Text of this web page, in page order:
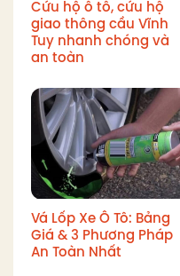
Cứu hộ ô tô, cứu hộ
giao thông cầu Vĩnh
Tuy nhanh chóng và
an toàn
Vá Lốp Xe Ô Tô: Bảng
Giá & 3 Phương Pháp
An Toàn Nhất